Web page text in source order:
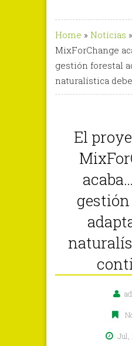
Home » Notícias »
MixForChange
gestión forestal
naturalística
El
Jul,